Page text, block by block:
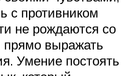
с противником
не рождаются со
прямо выражать
Умение постоять